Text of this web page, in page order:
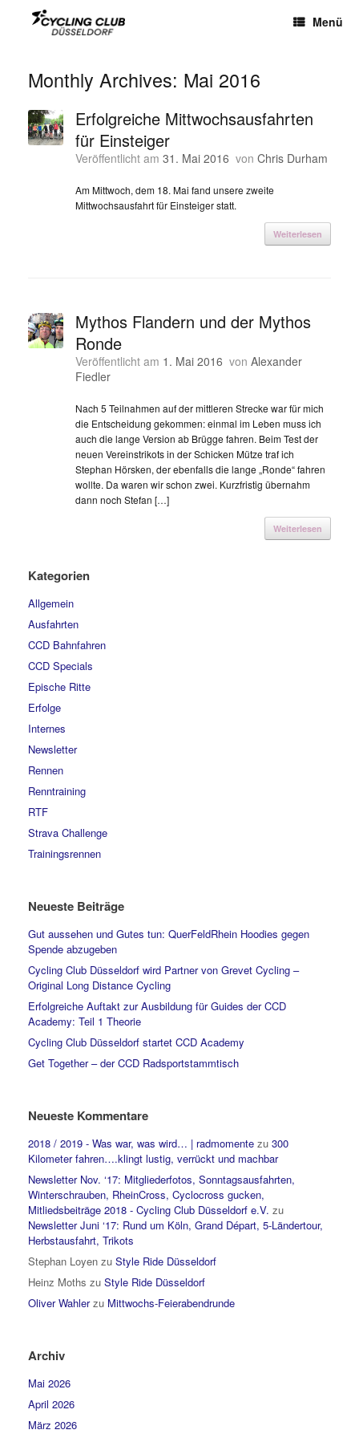
Menü
Monthly Archives: Mai 2016
Erfolgreiche Mittwochsausfahrten
für Einsteiger
Veröffentlicht am 31. Mai 2016 von Chris Durham
Am Mittwoch, dem 18. Mai fand unsere zweite
Mittwochsausfahrt für Einsteiger statt.
Weiterlesen
Mythos Flandern und der Mythos
Ronde
Veröffentlicht am 1. Mai 2016 von Alexander
Fiedler
Nach 5 Teilnahmen auf der mittleren Strecke war für mich
die Entscheidung gekommen: einmal im Leben muss ich
auch die lange Version ab Brügge fahren. Beim Test der
neuen Vereinstrikots in der Schicken Mütze traf ich
Stephan Hörsken, der ebenfalls die lange „Ronde“ fahren
wollte. Da waren wir schon zwei. Kurzfristig übernahm
dann noch Stefan […]
Weiterlesen
Kategorien
Allgemein
Ausfahrten
CCD Bahnfahren
CCD Specials
Epische Ritte
Erfolge
Internes
Newsletter
Rennen
Renntraining
RTF
Strava Challenge
Trainingsrennen
Neueste Beiträge
Gut aussehen und Gutes tun: QuerFeldRhein Hoodies gegen
Spende abzugeben
Cycling Club Düsseldorf wird Partner von Grevet Cycling –
Original Long Distance Cycling
Erfolgreiche Auftakt zur Ausbildung für Guides der CCD
Academy: Teil 1 Theorie
Cycling Club Düsseldorf startet CCD Academy
Get Together – der CCD Radsportstammtisch
Neueste Kommentare
2018 / 2019 - Was war, was wird… | radmomente zu 300
Kilometer fahren….klingt lustig, verrückt und machbar
Newsletter Nov. ‘17: Mitgliederfotos, Sonntagsausfahrten,
Winterschrauben, RheinCross, Cyclocross gucken,
Mitliedsbeiträge 2018 - Cycling Club Düsseldorf e.V. zu
Newsletter Juni ‘17: Rund um Köln, Grand Départ, 5-Ländertour,
Herbstausfahrt, Trikots
Stephan Loyen zu Style Ride Düsseldorf
Heinz Moths zu Style Ride Düsseldorf
Oliver Wahlerzu Mittwochs-Feierabendrunde
Archiv
Mai 2026
April 2026
März 2026